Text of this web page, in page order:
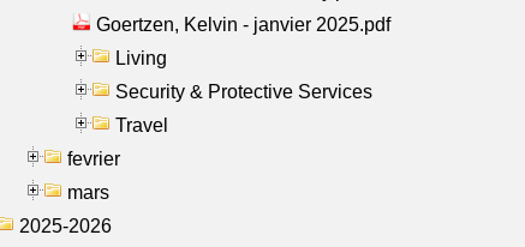
Goertzen, Kelvin - janvier 2025.pdf
Living
Security & Protective Services
Travel
fevrier
mars
2025-2026